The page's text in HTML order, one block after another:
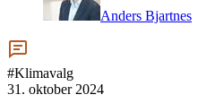
Anders Bjartnes
#Klimavalg
31. oktober 2024